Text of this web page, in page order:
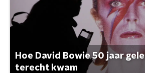
Hoe David Bowie 50 jaar
terecht kwam